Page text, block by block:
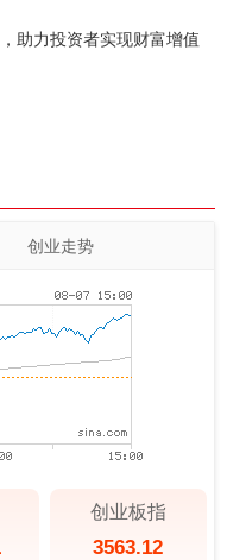
助力投资者实现财富增值
创业走势
创业板指
3563.12